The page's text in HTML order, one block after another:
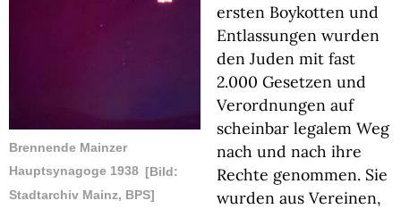
Brennende Mainzer
Hauptsynagoge 1938 [Bild:
Stadtarchiv Mainz, BPS]
ersten Boykotten und
Entlassungen wurden
den Juden mit fast
2.000 Gesetzen und
Verordnungen auf
scheinbar legalem Weg
nach und nach ihre
Rechte genommen. Sie
wurden aus Vereinen,